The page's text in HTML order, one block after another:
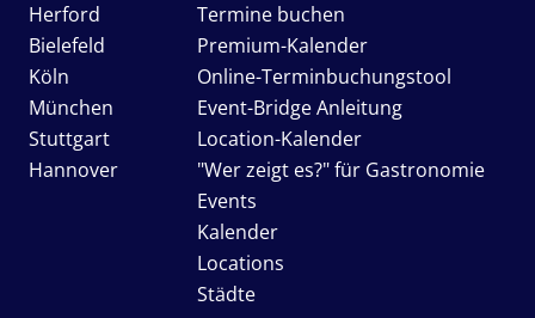
Herford
Bielefeld
Köln
München
Stuttgart
Hannover
Termine buchen
Premium-Kalender
Online-Terminbuchungstool
Event-Bridge Anleitung
Location-Kalender
"Wer zeigt es?" für Gastronomie
Events
Kalender
Locations
Städte